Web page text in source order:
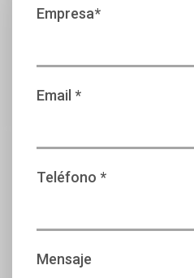
Empresa*
Email *
Teléfono *
Mensaje